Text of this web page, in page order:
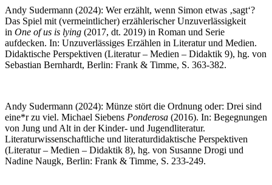
Andy Sudermann (2024): Wer erzählt, wenn Simon etwas ‚sagt‘?
Das Spiel mit (vermeintlicher) erzählerischer Unzuverlässigkeit
in One of us is lying (2017, dt. 2019) in Roman und Serie
aufdecken. In: Unzuverlässiges Erzählen in Literatur und Medien.
Didaktische Perspektiven (Literatur – Medien – Didaktik 9), hg. von
Sebastian Bernhardt, Berlin: Frank & Timme, S. 363-382.
Andy Sudermann (2024): Münze stört die Ordnung oder: Drei sind
eine*r zu viel. Michael Siebens Ponderosa (2016). In: Begegnungen
von Jung und Alt in der Kinder- und Jugendliteratur.
Literaturwissenschaftliche und literaturdidaktische Perspektiven
(Literatur – Medien – Didaktik 8), hg. von Susanne Drogi und
Nadine Naugk, Berlin: Frank & Timme, S. 233-249.